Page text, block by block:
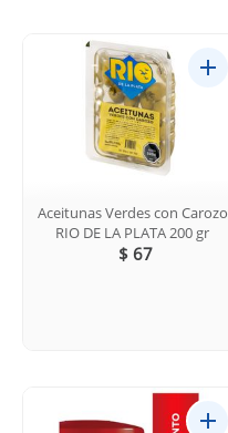
Aceitunas Verdes con Carozo
RIO DE LA PLATA 200 gr
$ 67